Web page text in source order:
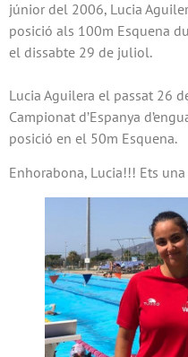
júnior del 2006, Lucia
posició als 100m Esquena
el dissabte 29 de juliol.
Lucia Aguilera el passat 26
Campionat d’Espanya
posició en el 50m Esquena.
Enhorabona, Lucia!!! Ets